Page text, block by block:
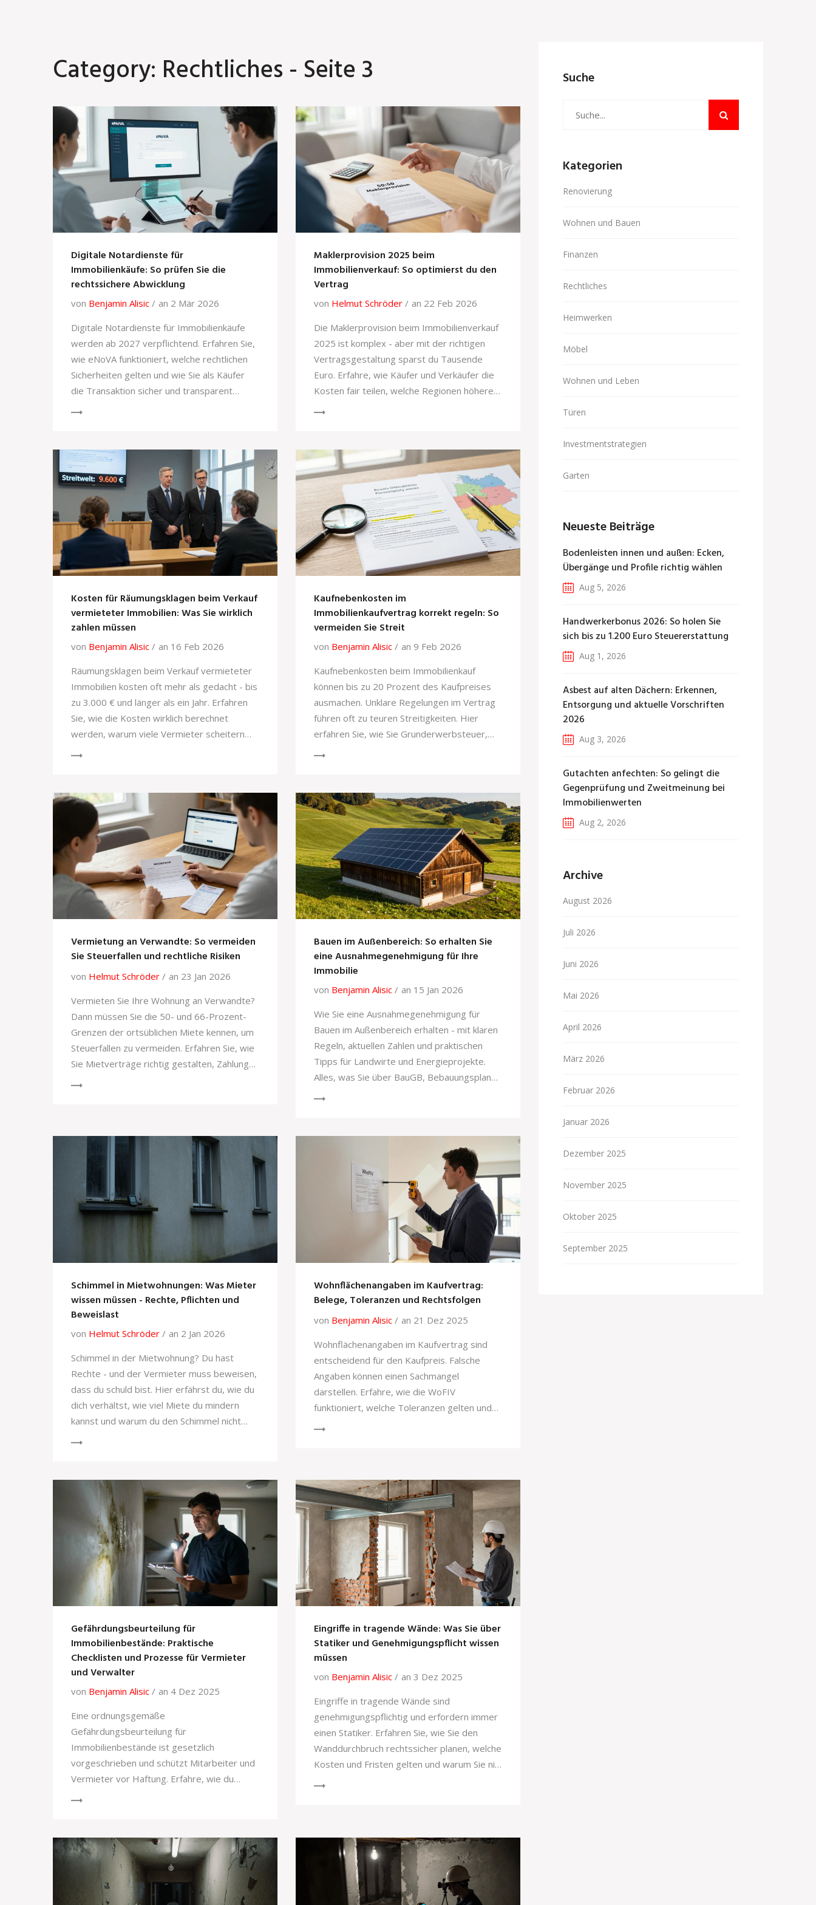
Category: Rechtliches - Seite 3
Digitale Notardienste für
Immobilienkäufe: So prüfen Sie die
rechtssichere Abwicklung
von Benjamin Alisic
an 2 Mär 2026
Digitale Notardienste für Immobilienkäufe
werden ab 2027 verpflichtend. Erfahren Sie,
wie eNoVA funktioniert, welche rechtlichen
Sicherheiten gelten und wie Sie als Käufer
die Transaktion sicher und transparent
Maklerprovision 2025 beim
Immobilienverkauf: So optimierst du den
Vertrag
von Helmut Schröder
an 22 Feb 2026
Die Maklerprovision beim Immobilienverkauf
2025 ist komplex - aber mit der richtigen
Vertragsgestaltung sparst du Tausende
Euro. Erfahre, wie Käufer und Verkäufer die
Kosten fair teilen, welche Regionen höhere
Kosten für Räumungsklagen beim Verkauf
vermieteter Immobilien: Was Sie wirklich
zahlen müssen
von Benjamin Alisic
an 16 Feb 2026
Räumungsklagen beim Verkauf vermieteter
Immobilien kosten oft mehr als gedacht - bis
zu 3.000 € und länger als ein Jahr. Erfahren
Sie, wie die Kosten wirklich berechnet
werden, warum viele Vermieter scheitern
Kaufnebenkosten im
Immobilienkaufvertrag korrekt regeln: So
vermeiden Sie Streit
von Benjamin Alisic
an 9 Feb 2026
Kaufnebenkosten beim Immobilienkauf
können bis zu 20 Prozent des Kaufpreises
ausmachen. Unklare Regelungen im Vertrag
führen oft zu teuren Streitigkeiten. Hier
erfahren Sie, wie Sie Grunderwerbsteuer,
Vermietung an Verwandte: So vermeiden
Sie Steuerfallen und rechtliche Risiken
von Helmut Schröder
an 23 Jan 2026
Vermieten Sie Ihre Wohnung an Verwandte?
Dann müssen Sie die 50- und 66-Prozent-
Grenzen der ortsüblichen Miete kennen, um
Steuerfallen zu vermeiden. Erfahren Sie, wie
Sie Mietverträge richtig gestalten, Zahlungen
Bauen im Außenbereich: So erhalten Sie
eine Ausnahmegenehmigung für Ihre
Immobilie
von Benjamin Alisic
an 15 Jan 2026
Wie Sie eine Ausnahmegenehmigung für
Bauen im Außenbereich erhalten - mit klaren
Regeln, aktuellen Zahlen und praktischen
Tipps für Landwirte und Energieprojekte.
Alles, was Sie über BauGB, Bebauungsplan
Schimmel in Mietwohnungen: Was Mieter
wissen müssen - Rechte, Pflichten und
Beweislast
von Helmut Schröder
an 2 Jan 2026
Schimmel in der Mietwohnung? Du hast
Rechte - und der Vermieter muss beweisen,
dass du schuld bist. Hier erfährst du, wie du
dich verhältst, wie viel Miete du mindern
kannst und warum du den Schimmel nicht
Wohnflächenangaben im Kaufvertrag:
Belege, Toleranzen und Rechtsfolgen
von Benjamin Alisic
an 21 Dez 2025
Wohnflächenangaben im Kaufvertrag sind
entscheidend für den Kaufpreis. Falsche
Angaben können einen Sachmangel
darstellen. Erfahre, wie die WoFIV
funktioniert, welche Toleranzen gelten und
Gefährdungsbeurteilung für
Immobilienbestände: Praktische
Checklisten und Prozesse für Vermieter
und Verwalter
von Benjamin Alisic
an 4 Dez 2025
Eine ordnungsgemäße
Gefährdungsbeurteilung für
Immobilienbestände ist gesetzlich
vorgeschrieben und schützt Mitarbeiter und
Vermieter vor Haftung. Erfahre, wie du
Eingriffe in tragende Wände: Was Sie über
Statiker und Genehmigungspflicht wissen
müssen
von Benjamin Alisic
an 3 Dez 2025
Eingriffe in tragende Wände sind
genehmigungspflichtig und erfordern immer
einen Statiker. Erfahren Sie, wie Sie den
Wanddurchbruch rechtssicher planen, welche
Kosten und Fristen gelten und warum Sie nie
Suche
Kategorien
Renovierung
Wohnen und Bauen
Finanzen
Rechtliches
Heimwerken
Möbel
Wohnen und Leben
Türen
Investmentstrategien
Garten
Neueste Beiträge
Bodenleisten innen und außen: Ecken,
Übergänge und Profile richtig wählen
Aug 5, 2026
Handwerkerbonus 2026: So holen Sie
sich bis zu 1.200 Euro Steuererstattung
Aug 1, 2026
Asbest auf alten Dächern: Erkennen,
Entsorgung und aktuelle Vorschriften
2026
Aug 3, 2026
Gutachten anfechten: So gelingt die
Gegenprüfung und Zweitmeinung bei
Immobilienwerten
Aug 2, 2026
Archive
August 2026
Juli 2026
Juni 2026
Mai 2026
April 2026
März 2026
Februar 2026
Januar 2026
Dezember 2025
November 2025
Oktober 2025
September 2025